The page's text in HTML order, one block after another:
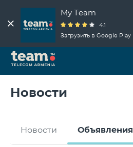
My Team
4.1
Загрузить в Google Play
Новости
Новости Объявления